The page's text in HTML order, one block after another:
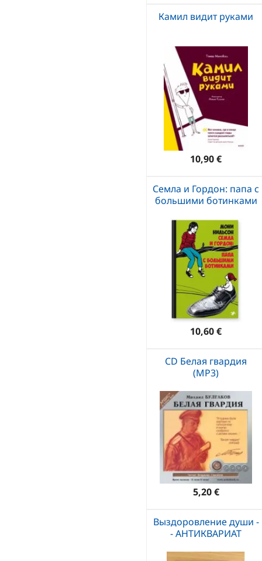
Камил видит руками
10,90 €
Семла и Гордон: папа с
большими ботинками
10,60 €
CD Белая гвардия
(MP3)
5,20 €
Выздоровление души -
- АНТИКВАРИАТ